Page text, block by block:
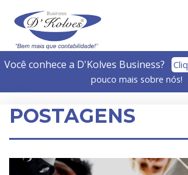
Você conhece a D'Kolves Business?­
pouco mais sobre nós!
POSTAGENS